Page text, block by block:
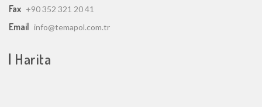
Fax +90 352 321 20 41
Email info@temapol.com.tr
Harita